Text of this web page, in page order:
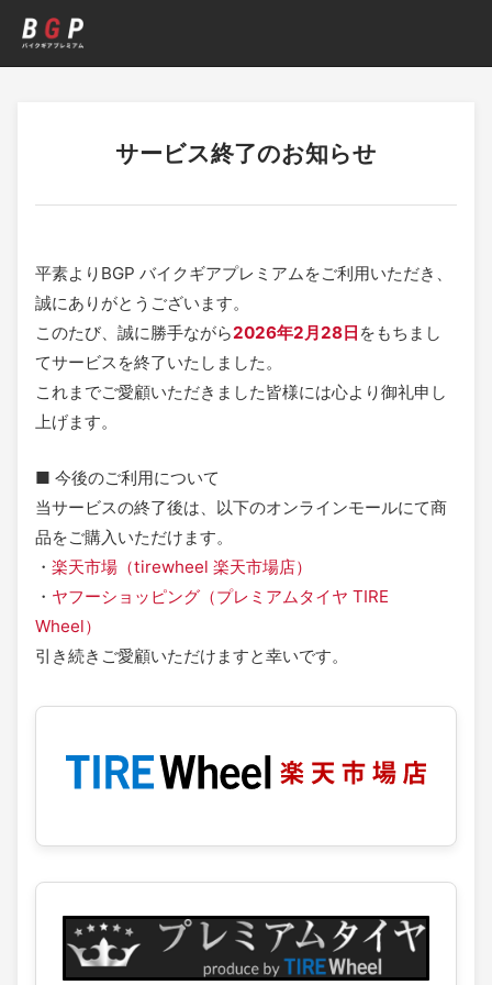
サービス終了のお知らせ
BGP バイクギアプレミアム サービ
平素よりBGP バイクギアプレミアムをご利用いただき、
誠にありがとうございます。
このたび、誠に勝手ながら2026年2月28日 をもちまし
てサービスを終了いたしました。
これまでご愛顧いただきました皆様には心より御礼申し
上げます。
■ 今後のご利用について
当サービスの終了後は、以下のオンラインモールにて商
品をご購入いただけます。
・ 楽天市場（tirewheel 楽天市場店）
・ ヤフーショッピング（プレミアムタイヤ TIRE
Wheel）
引き続きご愛顧いただけますと幸いです。